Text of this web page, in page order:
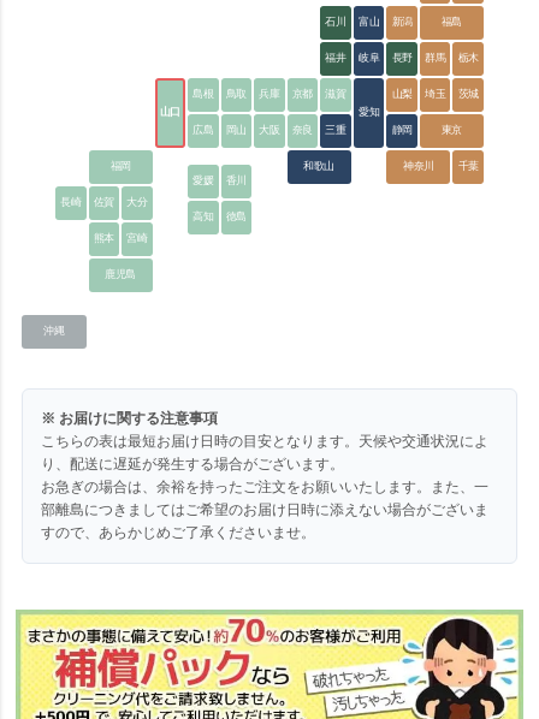
福島
新潟
群馬 栃木
埼玉 茨城
東京
神奈川 千葉
山梨
石川
福井 長野
富山
岐阜
愛知
静岡
三重
和歌山
山口
島根 鳥取
広島 岡山
兵庫 京都 滋賀
大阪 奈良
香川
愛媛
徳島
高知
福岡
佐賀 大分
熊本
長崎
宮崎
鹿児島
沖縄
※ お届けに関する注意事項
こちらの表は最短お届け日時の目安となります。天候や交通状況によ
り、配送に遅延が発生する場合がございます。
お急ぎの場合は、余裕を持ったご注文をお願いいたします。また、一
部離島につきましてはご希望のお届け日時に添えない場合がございま
すので、あらかじめご了承くださいませ。